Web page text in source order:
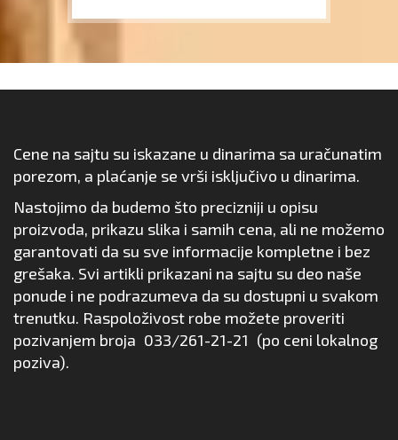
Cene na sajtu su iskazane u dinarima sa uračunatim
porezom, a plaćanje se vrši isključivo u dinarima.
Nastojimo da budemo što precizniji u opisu
proizvoda, prikazu slika i samih cena, ali ne možemo
garantovati da su sve informacije kompletne i bez
grešaka. Svi artikli prikazani na sajtu su deo naše
ponude i ne podrazumeva da su dostupni u svakom
trenutku. Raspoloživost robe možete proveriti
pozivanjem broja 033/261-21-21 (po ceni lokalnog
poziva).